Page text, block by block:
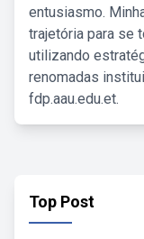
entusiasmo.
trajetória para se
utilizando
renomadas
fdp.aau.edu.et.
Top Post